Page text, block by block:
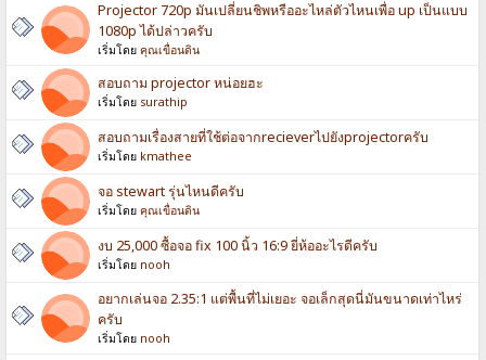
Projector 720p มันเปลี่ยนชิพหรืออะไหล่ตัวไหนเพื่อ up เป็นแบบ
1080p ได้ปล่าวครับ
เริ่มโดยคุณเขื่อนดิน
สอบถาม projector หน่อยฮะ
เริ่มโดย surathip
สอบถามเรื่องสายที่ใช้ต่อจากrecieverไปยังprojectorครับ
เริ่มโดย kmathee
จอ stewart รุ่นไหนดีครับ
เริ่มโดยคุณเขื่อนดิน
งบ 25,000 ซื้อจอ fix 100 นิ้ว 16:9 ยี่ห้ออะไรดีครับ
เริ่มโดย nooh
อยากเล่นจอ 2.35:1 แต่พื้นที่ไม่เยอะ จอเล็กสุดนี่มันขนาดเท่าไหร่
ครับ
เริ่มโดย nooh